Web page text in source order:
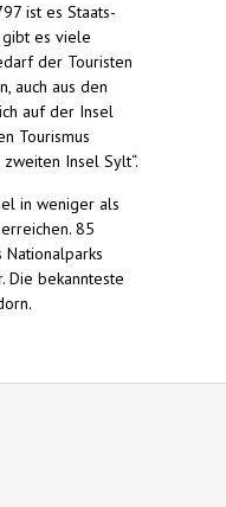
ist es Staats-
es viele
der Touristen
auch aus den
auf der Insel
Tourismus
Insel Sylt“.
in weniger als
85
Die bekannteste